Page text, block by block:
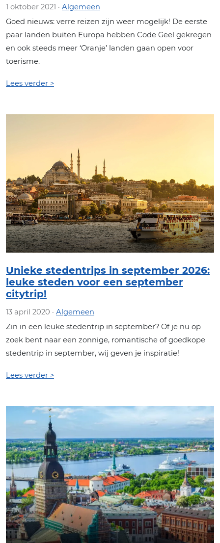
1 oktober 2021 · Algemeen
Goed nieuws: verre reizen zijn weer mogelijk! De eerste
paar landen buiten Europa hebben Code Geel gekregen
en ook steeds meer ‘Oranje’ landen gaan open voor
toerisme.
Lees verder >
Unieke stedentrips in september 2026:
leuke steden voor een september
citytrip!
13 april 2020 · Algemeen
Zin in een leuke stedentrip in september? Of je nu op
zoek bent naar een zonnige, romantische of goedkope
stedentrip in september, wij geven je inspiratie!
Lees verder >